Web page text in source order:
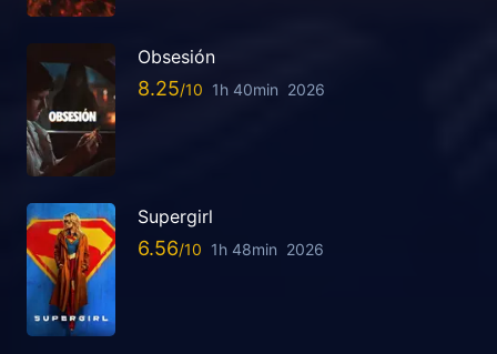
Obsesión
8.25 1h 40min 2026
Supergirl
6.56 1h 48min 2026